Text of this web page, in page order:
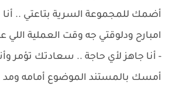
أضمك للمجموعة السرية بتاعتي ..
امبارح ودلوقتي جه وقت العملية اللي
- أنا جاهز لأي حاجة .. سعادتك تؤمر
أمسك بالمستند الموضوع أمامه ومد